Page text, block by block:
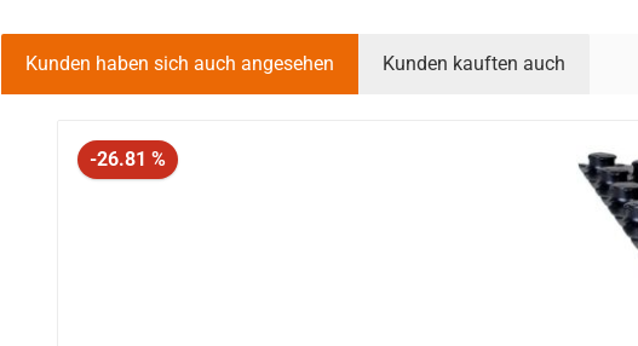
Kunden haben sich auch angesehen Kunden kauften auch
Rabatt
-26.81 %